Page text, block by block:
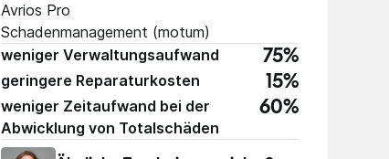
Avrios Pro
Schadenmanagement (motum)
weniger Verwaltungsaufwand
75%
geringere Reparaturkosten 15%
weniger Zeitaufwand bei der
Abwicklung von Totalschäden
60%